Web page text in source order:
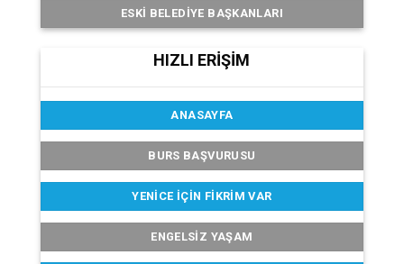
ESKI BELEDIYE BAŞKANLARI
HIZLI ERİŞİM
ANASAYFA
BURS BAŞVURUSU
YENICE İÇIN FIKRIM VAR
ENGELSIZ YAŞAM